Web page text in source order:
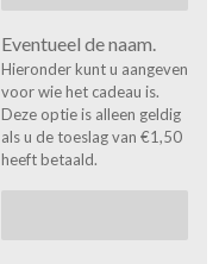
Eventueel de naam.
Hieronder kunt u aangeven
voor wie het cadeau is.
Deze optie is alleen geldig
als u de toeslag van €1,50
heeft betaald.